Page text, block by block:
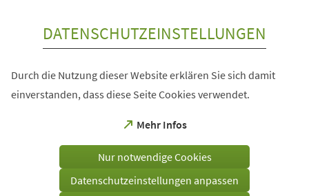
DATENSCHUTZEINSTELLUNGEN
Durch die Nutzung dieser Website erklären Sie sich damit
einverstanden, dass diese Seite Cookies verwendet.
Mehr Infos
(Öffnet
einem
Tab)
Nur notwendige Cookies
Datenschutzeinstellungen anpassen